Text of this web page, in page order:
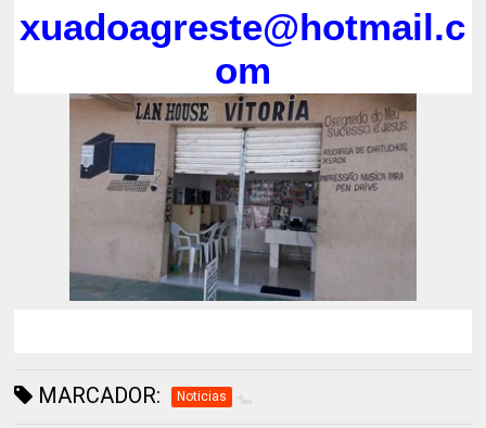
xuadoagreste@hotmail.c
om
MARCADOR: Noticias